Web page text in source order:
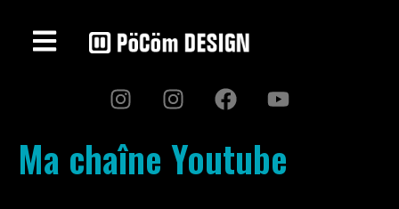
Ma chaîne Youtube